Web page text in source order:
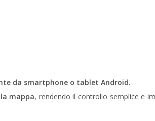
da smartphone o tablet Android.
mappa, rendendo il controllo semplice e